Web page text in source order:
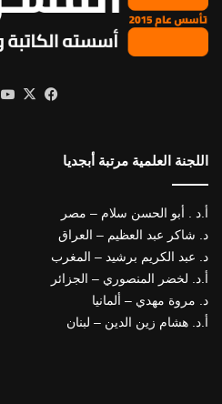
فيسبوك
X
اللجنة العلمية مرتبة أبجديا
أ.د . أبو الحسن سلام – مصر
د. شاكر عبد العظيم – العراق
د. عبد الكريم برشيد – المغرب
أ.د. لخضر المنصوري – الجزائر
د. مروة مهدي – ألمانيا
أ.د. هشام زين الدين – لبنان